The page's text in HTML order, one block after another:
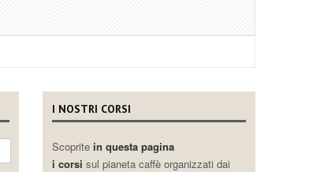
I NOSTRI CORSI
Scoprite in questa pagina
i corsi sul pianeta caffè organizzati dai